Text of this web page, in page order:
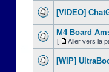
[VIDEO]
M4 Board
[ Aller vers la
[WIP]